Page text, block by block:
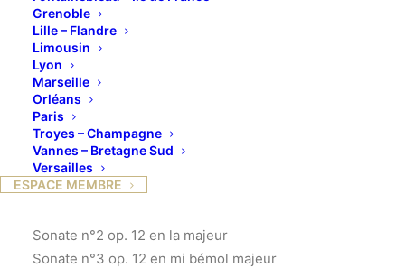
Grenoble
Lille – Flandre
Limousin
Lyon
Marseille
Orléans
Paris
Troyes – Champagne
Vannes – Bretagne Sud
Versailles
ESPACE MEMBRE
A 20h30
Production de l’Orchestre de Limoges et du Limousin
programme:
Sonate n°2 op. 12 en la majeur
Sonate n°3 op. 12 en mi bémol majeur